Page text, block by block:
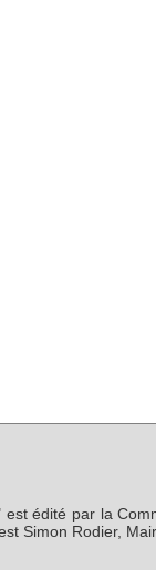
édité par la
Simon Rodier,